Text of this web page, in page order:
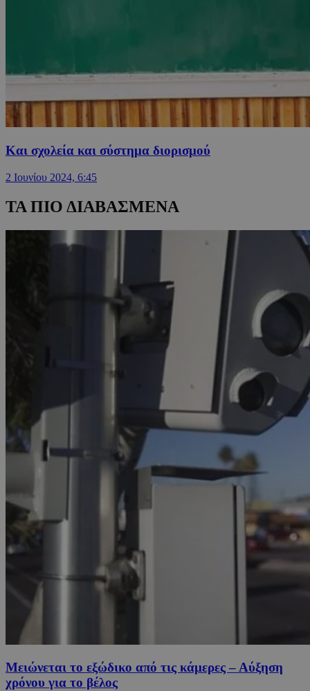
Και σχολεία και σύστημα διορισμού
2 Ιουνίου 2024, 6:45
ΤΑ ΠΙΟ ΔΙΑΒΑΣΜΕΝΑ
Μειώνεται το εξώδικο από τις κάμερες – Αύξηση
χρόνου για το βέλος